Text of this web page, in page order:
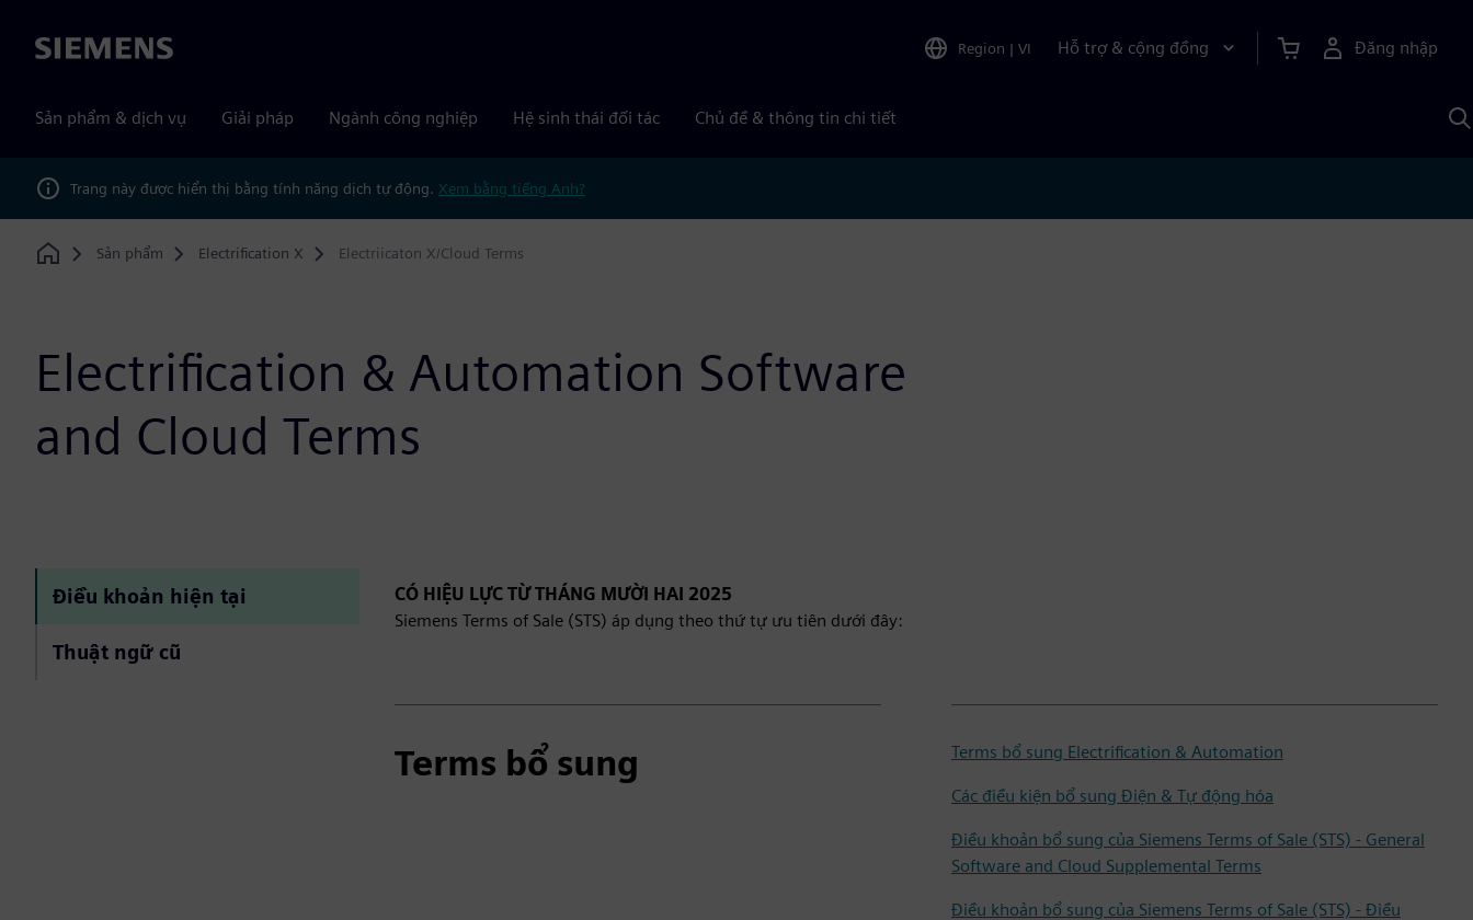
Siemens Region | VI Hỗ trợ & cộng đồng Đăng nhập
Sản phẩm & dịch vụ Giải pháp Ngành công nghiệp Hệ sinh thái đối tác Chủ đề & thông tin chi tiết
Trang này được hiển thị bằng tính năng dịch tự động. Xem bằng tiếng Anh?
Home
Sản phẩm Electrification X Electriicaton X/Cloud Terms
Electrification & Automation Software
and Cloud Terms
Điều khoản hiện tại
Thuật ngữ cũ
CÓ HIỆU LỰC TỪ THÁNG MƯỜI HAI 2025
Siemens Terms of Sale (STS) áp dụng theo thứ tự ưu tiên dưới đây:
Terms bổ sung Terms bổ sung Electrification & Automation
Các điều kiện bổ sung Điện & Tự động hóa
Điều khoản bổ sung của Siemens Terms of Sale (STS) - General
Software and Cloud Supplemental Terms
Điều khoản bổ sung của Siemens Terms of Sale (STS) - Điều